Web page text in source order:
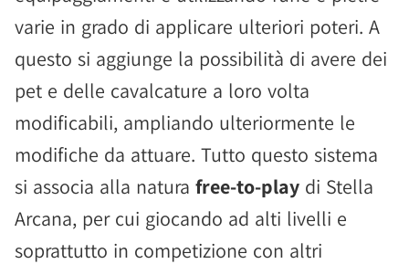
varie in grado di applicare ulteriori poteri. A
questo si aggiunge la possibilità di avere dei
pet e delle cavalcature a loro volta
modificabili, ampliando ulteriormente le
modifiche da attuare. Tutto questo sistema
si associa alla natura free-to-play di Stella
Arcana, per cui giocando ad alti livelli e
soprattutto in competizione con altri